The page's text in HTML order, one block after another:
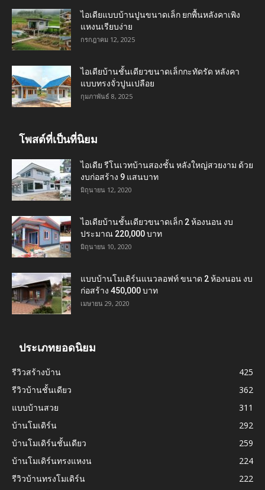
ไอเดียแบบบ้านปูนขนาดเล็ก ยกพื้นหลังคาเพิง
แหงนเรียบง่าย
กรกฎาคม 12, 2025
ไอเดียบ้านชั้นเดียวขนาดเล็กกะทัดรัด หลังคา
แบบทรงจั่วปูนเปลือย
กุมภาพันธ์ 8, 2025
โพสต์ที่เป็นที่นิยม
ไอเดีย รีโนเวทบ้านสองชั้น หลังใหญ่สวยงาม ด้วย
งบก่อสร้าง 9 แสนบาท
มิถุนายน 12, 2020
ไอเดียบ้านชั้นเดียวขนาดเล็ก 2 ห้องนอน งบ
ประมาณ 220,000 บาท
มิถุนายน 10, 2020
แบบบ้านโมเดิร์นแนวลอฟท์ ขนาด 2 ห้องนอน งบ
ก่อสร้าง 450,000 บาท
เมษายน 29, 2020
ประเภทยอดนิยม
รีวิวสร้างบ้าน
425
รีวิวบ้านชั้นเดียว
362
แบบบ้านสวย
311
บ้านโมเดิร์น
292
บ้านโมเดิร์นชั้นเดียว
259
บ้านโมเดิร์นทรงแหงน
224
รีวิวบ้านทรงโมเดิร์น
222